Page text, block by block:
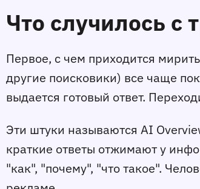
Что случилось с
Первое, с чем приходится
другие поисковики) все чаще
выдается готовый ответ.
Эти штуки называются AI
краткие ответы отжимают у
"как", "почему", "что такое".